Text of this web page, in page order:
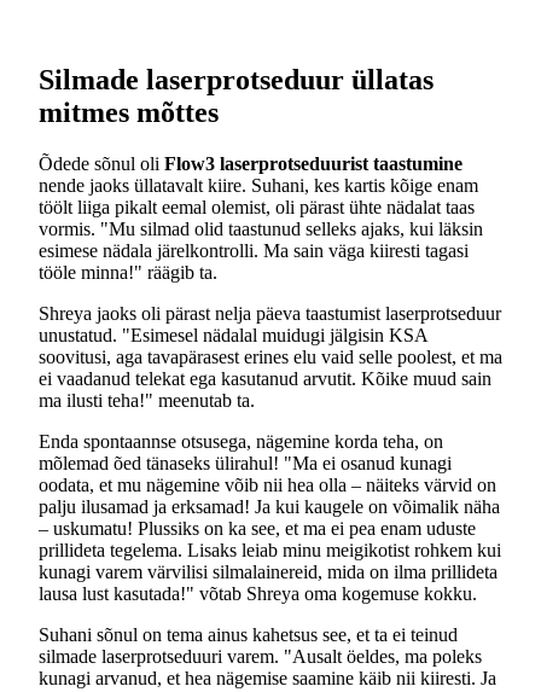
Silmade laserprotseduur üllatas
mitmes mõttes
Õdede sõnul oli Flow3 laserprotseduurist taastumine
nende jaoks üllatavalt kiire. Suhani, kes kartis kõige enam
töölt liiga pikalt eemal olemist, oli pärast ühte nädalat taas
vormis. "Mu silmad olid taastunud selleks ajaks, kui läksin
esimese nädala järelkontrolli. Ma sain väga kiiresti tagasi
tööle minna!" räägib ta.
Shreya jaoks oli pärast nelja päeva taastumist laserprotseduur
unustatud. "Esimesel nädalal muidugi jälgisin KSA
soovitusi, aga tavapärasest erines elu vaid selle poolest, et ma
ei vaadanud telekat ega kasutanud arvutit. Kõike muud sain
ma ilusti teha!" meenutab ta.
Enda spontaannse otsusega, nägemine korda teha, on
mõlemad õed tänaseks ülirahul! "Ma ei osanud kunagi
oodata, et mu nägemine võib nii hea olla – näiteks värvid on
palju ilusamad ja erksamad! Ja kui kaugele on võimalik näha
– uskumatu! Plussiks on ka see, et ma ei pea enam uduste
prillideta tegelema. Lisaks leiab minu meigikotist rohkem kui
kunagi varem värvilisi silmalainereid, mida on ilma prillideta
lausa lust kasutada!" võtab Shreya oma kogemuse kokku.
Suhani sõnul on tema ainus kahetsus see, et ta ei teinud
silmade laserprotseduuri varem. "Ausalt öeldes, ma poleks
kunagi arvanud, et hea nägemise saamine käib nii kiiresti. Ja